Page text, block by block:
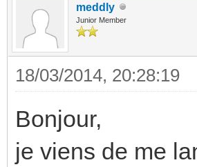
meddly
Junior Member
18/03/2014, 20:28:19
Bonjour,
je viens de me